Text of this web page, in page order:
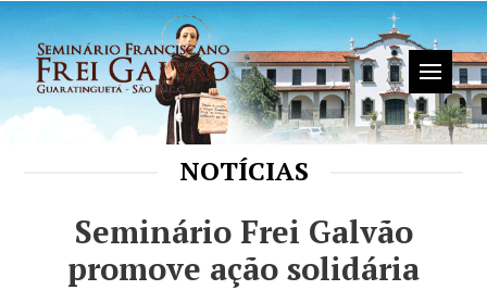
NOTÍCIAS
Seminário Frei Galvão
promove ação solidária